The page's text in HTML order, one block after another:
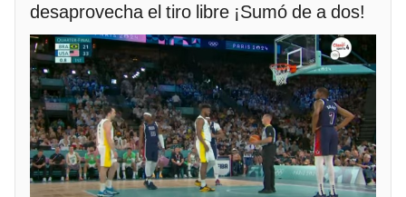
desaprovecha el tiro libre ¡Sumó de a dos!